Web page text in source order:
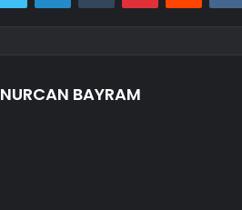
NURCAN BAYRAM